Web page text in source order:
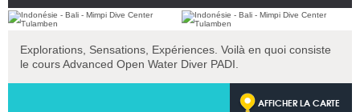
Explorations, Sensations, Expériences. Voilà en quoi consiste
le cours Advanced Open Water Diver PADI.
AFFICHER LA CARTE